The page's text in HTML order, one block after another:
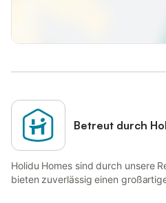
Betreut durch
Holidu Homes sind durch unsere
bieten zuverlässig einen